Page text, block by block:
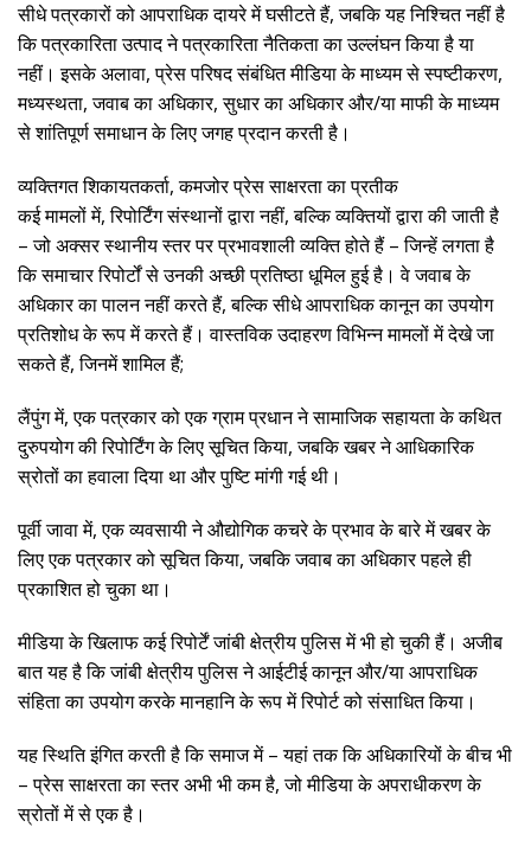
सीधे पत्रकारों को आपराधिक दायरे में घसीटते हैं, जबकि यह निश्चित नहीं है
कि पत्रकारिता उत्पाद ने पत्रकारिता नैतिकता का उल्लंघन किया है या
नहीं। इसके अलावा, प्रेस परिषद संबंधित मीडिया के माध्यम से स्पष्टीकरण,
मध्यस्थता, जवाब का अधिकार, सुधार का अधिकार और/या माफी के माध्यम
से शांतिपूर्ण समाधान के लिए जगह प्रदान करती है।
व्यक्तिगत शिकायतकर्ता, कमजोर प्रेस साक्षरता का प्रतीक
कई मामलों में, रिपोर्टिंग संस्थानों द्वारा नहीं, बल्कि व्यक्तियों द्वारा की जाती है
– जो अक्सर स्थानीय स्तर पर प्रभावशाली व्यक्ति होते हैं – जिन्हें लगता है
कि समाचार रिपोर्टों से उनकी अच्छी प्रतिष्ठा धूमिल हुई है। वे जवाब के
अधिकार का पालन नहीं करते हैं, बल्कि सीधे आपराधिक कानून का उपयोग
प्रतिशोध के रूप में करते हैं। वास्तविक उदाहरण विभिन्न मामलों में देखे जा
सकते हैं, जिनमें शामिल हैं;
लैंपुंग में, एक पत्रकार को एक ग्राम प्रधान ने सामाजिक सहायता के कथित
दुरुपयोग की रिपोर्टिंग के लिए सूचित किया, जबकि खबर ने आधिकारिक
स्रोतों का हवाला दिया था और पुष्टि मांगी गई थी।
पूर्वी जावा में, एक व्यवसायी ने औद्योगिक कचरे के प्रभाव के बारे में खबर के
लिए एक पत्रकार को सूचित किया, जबकि जवाब का अधिकार पहले ही
प्रकाशित हो चुका था।
मीडिया के खिलाफ कई रिपोर्टें जांबी क्षेत्रीय पुलिस में भी हो चुकी हैं। अजीब
बात यह है कि जांबी क्षेत्रीय पुलिस ने आईटीई कानून और/या आपराधिक
संहिता का उपयोग करके मानहानि के रूप में रिपोर्ट को संसाधित किया।
यह स्थिति इंगित करती है कि समाज में – यहां तक कि अधिकारियों के बीच भी
– प्रेस साक्षरता का स्तर अभी भी कम है, जो मीडिया के अपराधीकरण के
स्रोतों में से एक है।